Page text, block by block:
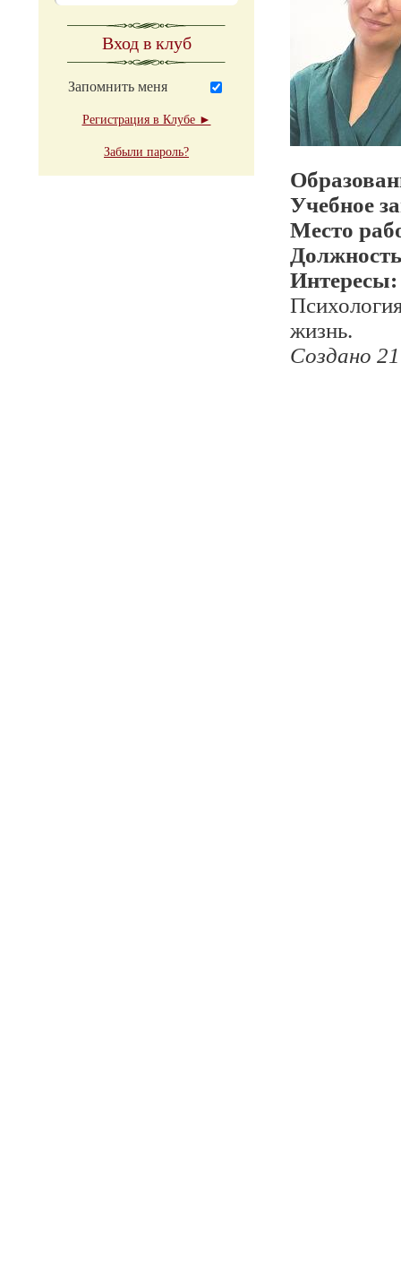
Вход в клуб
Запомнить меня
Регистрация в Клубе ►
Забыли пароль?
Учебное
Место
Интересы:
жизнь.
Создано